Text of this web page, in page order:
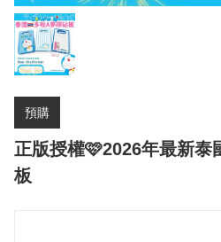
預購
正版授權🩷2026年最新泰
板